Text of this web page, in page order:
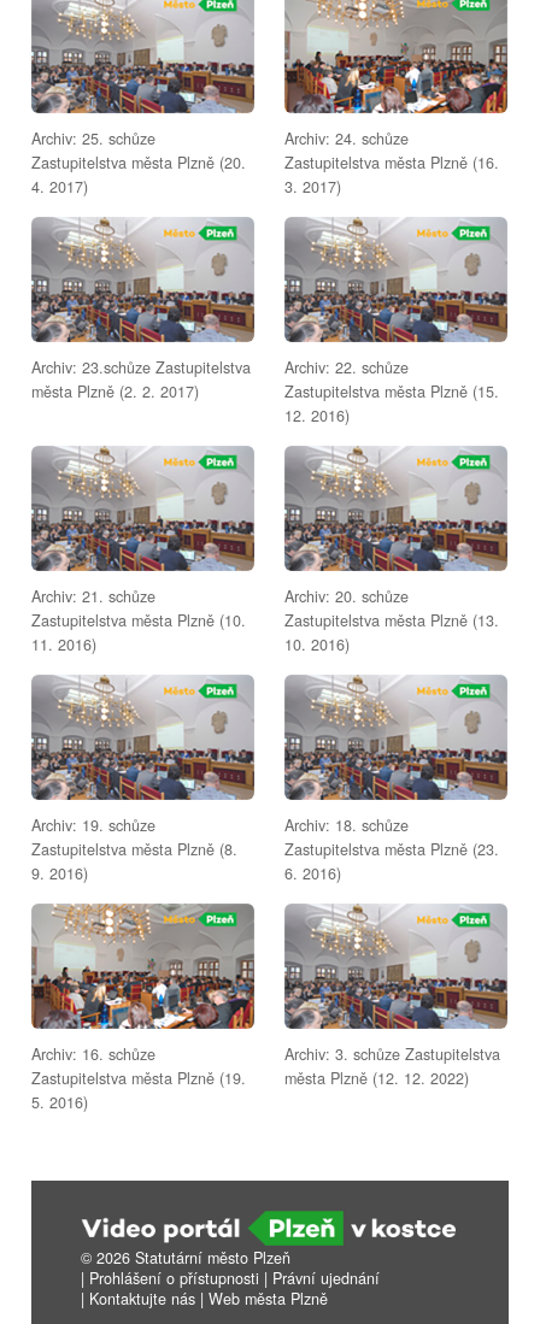
Archiv: 25. schůze
Zastupitelstva města Plzně (20.
4. 2017)
Archiv: 24. schůze
Zastupitelstva města Plzně (16.
3. 2017)
Archiv: 23.schůze Zastupitelstva
města Plzně (2. 2. 2017)
Archiv: 22. schůze
Zastupitelstva města Plzně (15.
12. 2016)
Archiv: 21. schůze
Zastupitelstva města Plzně (10.
11. 2016)
Archiv: 20. schůze
Zastupitelstva města Plzně (13.
10. 2016)
Archiv: 19. schůze
Zastupitelstva města Plzně (8.
9. 2016)
Archiv: 18. schůze
Zastupitelstva města Plzně (23.
6. 2016)
Archiv: 16. schůze
Zastupitelstva města Plzně (19.
5. 2016)
Archiv: 3. schůze Zastupitelstva
města Plzně (12. 12. 2022)
© 2026 Statutární město Plzeň
| Prohlášení o přístupnosti | Právní ujednání
| Kontaktujte nás | Web města Plzně